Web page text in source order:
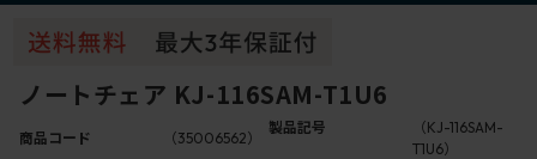
ノートチェア KJ-116SAM-T1U6
商品コード （35006562）
製品記号
（KJ-116SAM-
T1U6）